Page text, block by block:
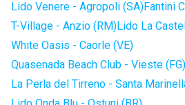
Lido Venere - Agropoli (SA)Fantini
T-Village - Anzio (RM)Lido La
White Oasis - Caorle (VE)
Quasenada Beach Club - Vieste (FG)
La Perla del Tirreno - Santa